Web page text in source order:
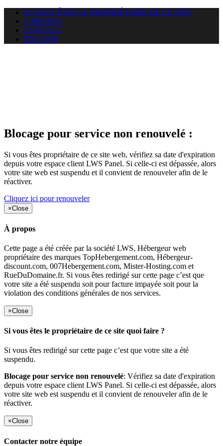
SI VOUS ÊTES LE PROPRIÉTAIRE DE CE SITE
A PROPOS
CONTACT
ENGLISH
Blocage pour service non renouvelé :
Si vous êtes propriétaire de ce site web, vérifiez sa date d'expiration
depuis votre espace client LWS Panel. Si celle-ci est dépassée, alors
votre site web est suspendu et il convient de renouveler afin de le
réactiver.
Cliquez ici pour renouveler
×Close
À propos
Cette page a été créée par la société LWS, Hébergeur web
propriétaire des marques TopHebergement.com, Hébergeur-
discount.com, 007Hebergement.com, Mister-Hosting.com et
RueDuDomaine.fr. Si vous êtes redirigé sur cette page c’est que
votre site a été suspendu soit pour facture impayée soit pour la
violation des conditions générales de nos services.
×Close
Si vous êtes le propriétaire de ce site quoi faire ?
Si vous êtes redirigé sur cette page c’est que votre site a été
suspendu.
Blocage pour service non renouvelé: Vérifiez sa date d'expiration
depuis votre espace client LWS Panel. Si celle-ci est dépassée, alors
votre site web est suspendu et il convient de renouveler afin de le
réactiver.
×Close
Contacter notre équipe